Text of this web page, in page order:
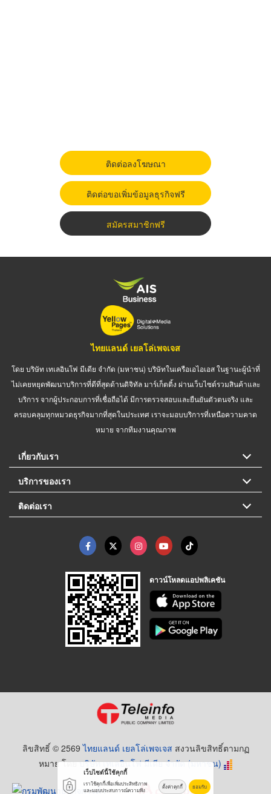
ติดต่อลงโฆษณา
ติดต่อขอเพิ่มข้อมูลธุรกิจฟรี
สมัครสมาชิกฟรี
ไทยแลนด์ เยลโล่เพจเจส
โดย บริษัท เทเลอินโฟ มีเดีย จำกัด (มหาชน) บริษัทในเครือเอไอเอส ในฐานะผู้นำที่
ไม่เคยหยุดพัฒนาบริการที่ดีที่สุดด้านดิจิทัล มาร์เก็ตติ้ง ผ่านเว็บไซต์รวมสินค้าและ
บริการ จากผู้ประกอบการที่เชื่อถือได้ มีการตรวจสอบและยืนยันตัวตนจริง และ
ครอบคลุมทุกหมวดธุรกิจมากที่สุดในประเทศ เราจะมอบบริการที่เหนือความคาด
หมาย จากทีมงานคุณภาพ
เกี่ยวกับเรา
บริการของเรา
ติดต่อเรา
ดาวน์โหลดแอปพลิเคชัน
ลิขสิทธิ์ © 2569ไทยแลนด์ เยลโล่เพจเจส สงวนลิขสิทธิ์ตามกฏ
หมาย โดยบริษัท เทเลอินโฟ มีเดีย จำกัด (มหาชน)
เว็บไซต์นี้ใช้คุกกี้
เราใช้คุกกี้เพื่อเพิ่มประสิทธิภาพ
และมอบประสบการณ์ความพึง
ตั้งค่าคุกกี้ ยอมรับ